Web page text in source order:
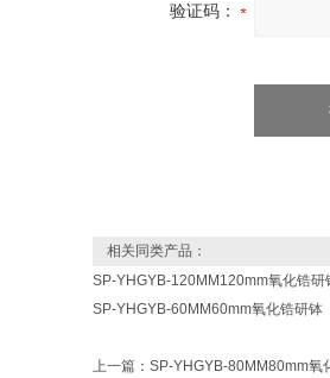
验证码：
相关同类产品：
SP-YHGYB-120MM120mm氧化锆研
SP-YHGYB-60MM60mm氧化锆研钵
上一篇： SP-YHGYB-80MM80mm氧